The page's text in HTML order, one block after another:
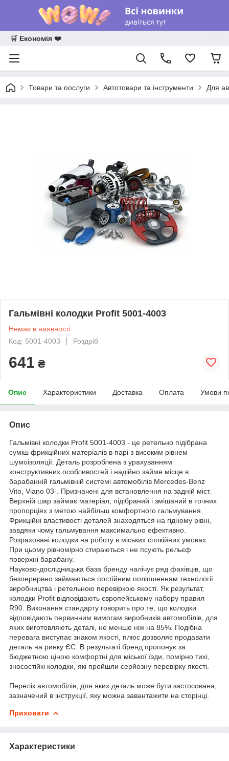
🛒 Економія ❤️
Товари та послуги Автотовари та інструменти Для
Гальмівні колодки Profit 5001-4003
Немає в наявності
Код: 5001-4003
Роздріб
641 ₴
Опис Характеристики Доставка Оплата Умови
Опис
Гальмівні колодки Profit 5001-4003 - це ретельно підібрана
суміш фрикційних матеріалів в парі з високим рівнем
шумоізоляції. Деталь розроблена з урахуванням
конструктивних особливостей і надійно займе місце в
барабанній гальмівній системі автомобілів Mercedes-Benz
Vito, Viano 03-. Призначені для встановлення на задній міст.
Верхній шар займає матеріал, підібраний і змішаний в точних
пропорціях з метою найбільш комфортного гальмування.
Фрикційні властивості деталей знаходяться на гідному рівні,
завдяки чому гальмування максимально ефективно.
Розраховані колодки на роботу в міських спокійних умовах.
При цьому рівномірно стираються і не псують рельєф
поверхні барабану.
Науково-дослідницька база бренду налічує ряд фахівців, що
безперервно займаються постійним поліпшенням технології
виробництва і ретельною перевіркою якості. Як результат,
колодки Profit відповідають європейському набору правил
R90. Виконання стандарту говорить про те, що колодки
відповідають первинним вимогам виробників автомобілів, для
яких виготовляють деталі, не менше ніж на 85%. Подібна
перевага виступає знаком якості, плюс дозволяє продавати
деталь на ринку ЄС. В результаті бренд пропонує за
бюджетною ціною комфортні для міської їзди, помірно тихі,
зносостійкі колодки, які пройшли серйозну перевірку якості.
Перелік автомобілів, для яких деталь може бути застосована,
зазначений в інструкції, яку можна завантажити на сторінці.
Приховати
Характеристики